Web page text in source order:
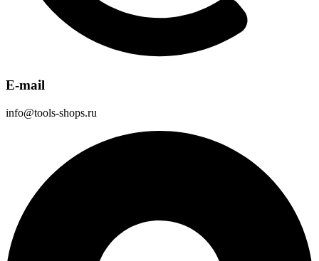
E-mail
info@tools-shops.ru